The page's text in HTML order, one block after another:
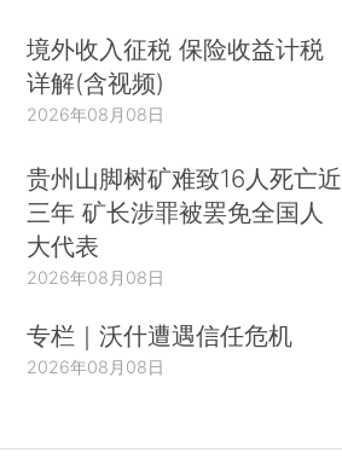
境外收入征税 保险收益计税
详解(含视频)
2026年08月08日
贵州山脚树矿难致16人死亡近
三年 矿长涉罪被罢免全国人
大代表
2026年08月08日
专栏｜沃什遭遇信任危机
2026年08月08日